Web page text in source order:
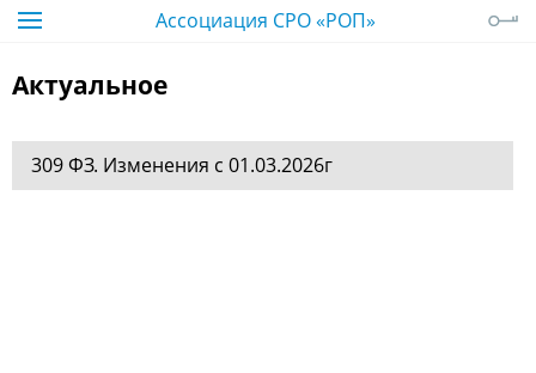
Ассоциация СРО «РОП»
Актуальное
309 ФЗ. Изменения с 01.03.2026г